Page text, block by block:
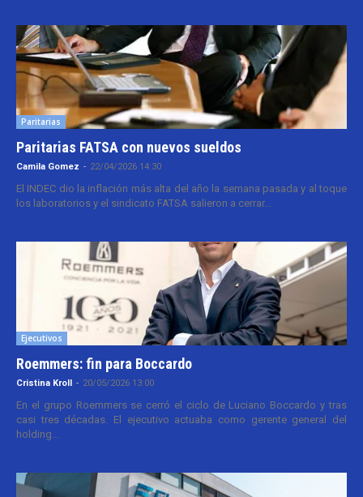
Paritarias
Paritarias FATSA con nuevos sueldos
Camila Gomez - 22/04/2026 14:30
El INDEC dio la inflación más alta del año la semana pasada y al toque
los laboratorios y el sindicato FATSA salieron a cerrar...
Ejecutivos
Roemmers: fin para Boccardo
Cristina Kroll - 20/05/2026 13:00
En el grupo Roemmers se cerró el ciclo de Luciano Boccardo y tras
casi tres décadas. El ejecutivo actuaba como gerente general del
holding...